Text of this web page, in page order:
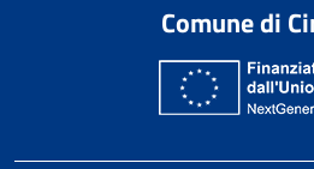
Comune di